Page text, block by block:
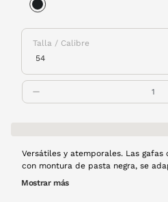
Talla / Calibre
Versátiles y atemporales. Las gafas
con montura de pasta negra, se
ocasión. Perfectas para quienes
Mostrar más